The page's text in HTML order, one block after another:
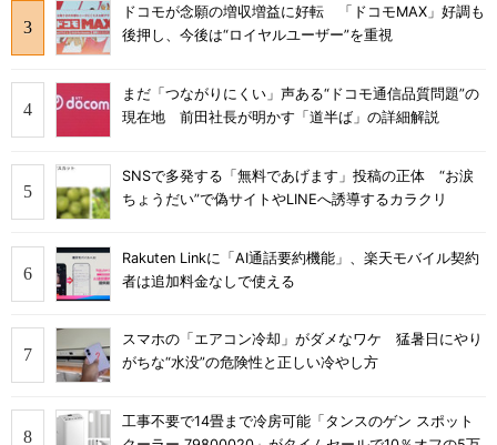
ドコモが念願の増収増益に好転 「ドコモMAX」好調も
後押し、今後は“ロイヤルユーザー”を重視
まだ「つながりにくい」声ある“ドコモ通信品質問題”の
現在地 前田社長が明かす「道半ば」の詳細解説
SNSで多発する「無料であげます」投稿の正体 “お涙
ちょうだい”で偽サイトやLINEへ誘導するカラクリ
Rakuten Linkに「AI通話要約機能」、楽天モバイル契約
者は追加料金なしで使える
スマホの「エアコン冷却」がダメなワケ 猛暑日にやり
がちな“水没”の危険性と正しい冷やし方
工事不要で14畳まで冷房可能「タンスのゲン スポット